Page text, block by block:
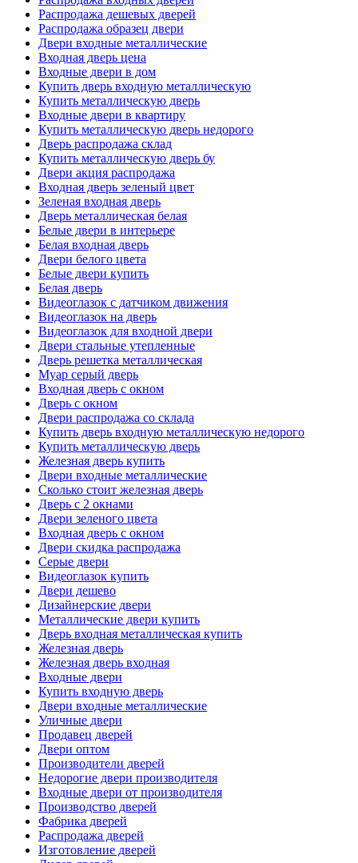
Распродажа дешевых дверей
Распродажа образец двери
Двери входные металлические
Входная дверь цена
Входные двери в дом
Купить дверь входную металлическую
Купить металлическую дверь
Входные двери в квартиру
Купить металлическую дверь недорого
Дверь распродажа склад
Купить металлическую дверь бу
Двери акция распродажа
Входная дверь зеленый цвет
Зеленая входная дверь
Дверь металлическая белая
Белые двери в интерьере
Белая входная дверь
Двери белого цвета
Белые двери купить
Белая дверь
Видеоглазок с датчиком движения
Видеоглазок на дверь
Видеоглазок для входной двери
Двери стальные утепленные
Дверь решетка металлическая
Муар серый дверь
Входная дверь с окном
Дверь с окном
Двери распродажа со склада
Купить дверь входную металлическую недорого
Купить металлическую дверь
Железная дверь купить
Двери входные металлические
Сколько стоит железная дверь
Дверь с 2 окнами
Двери зеленого цвета
Входная дверь с окном
Двери скидка распродажа
Серые двери
Видеоглазок купить
Двери дешево
Дизайнерские двери
Металлические двери купить
Дверь входная металлическая купить
Железная дверь
Железная дверь входная
Входные двери
Купить входную дверь
Двери входные металлические
Уличные двери
Продавец дверей
Двери оптом
Производители дверей
Недорогие двери производителя
Входные двери от производителя
Производство дверей
Фабрика дверей
Распродажа дверей
Изготовление дверей